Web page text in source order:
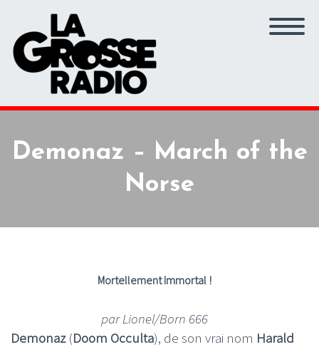
Demonaz – March of the
Norse
Mortellement Immortal !
par Lionel/Born 666
Demonaz(Doom Occulta), de son vrai nom Harald